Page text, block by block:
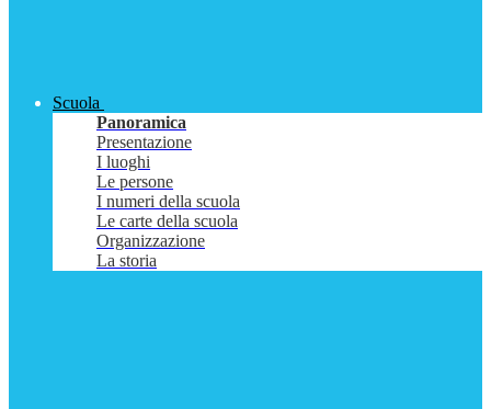
Scuola
Panoramica
Presentazione
I luoghi
Le persone
I numeri della scuola
Le carte della scuola
Organizzazione
La storia